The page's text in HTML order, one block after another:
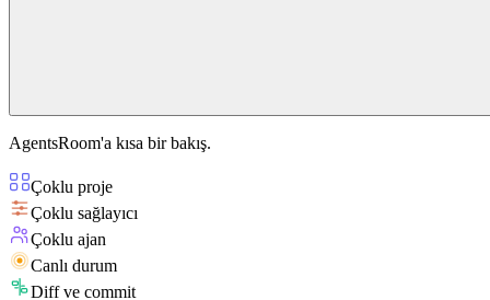
AgentsRoom'a kısa bir bakış.
Çoklu proje
Çoklu sağlayıcı
Çoklu ajan
Canlı durum
Diff ve commit